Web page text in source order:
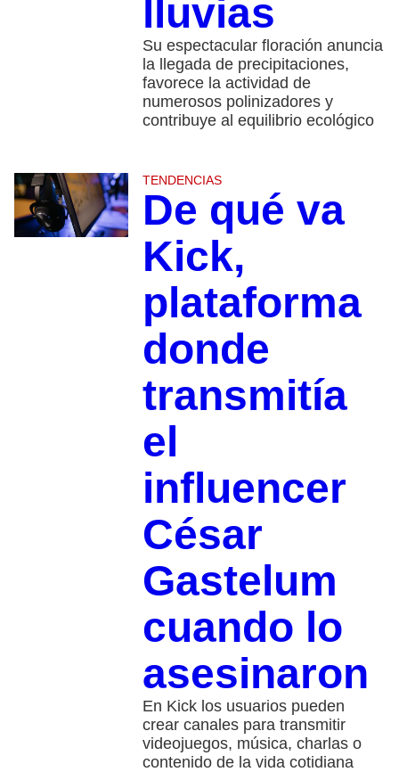
lluvias
Su espectacular floración anuncia
la llegada de precipitaciones,
favorece la actividad de
numerosos polinizadores y
contribuye al equilibrio ecológico
TENDENCIAS
De qué va
Kick,
plataforma
donde
transmitía
el
influencer
César
Gastelum
cuando lo
asesinaron
En Kick los usuarios pueden
crear canales para transmitir
videojuegos, música, charlas o
contenido de la vida cotidiana